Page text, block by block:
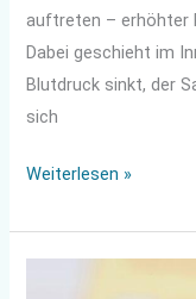
auftreten – erhöhter
Dabei geschieht im
Blutdruck sinkt, der
sich
Weiterlesen »